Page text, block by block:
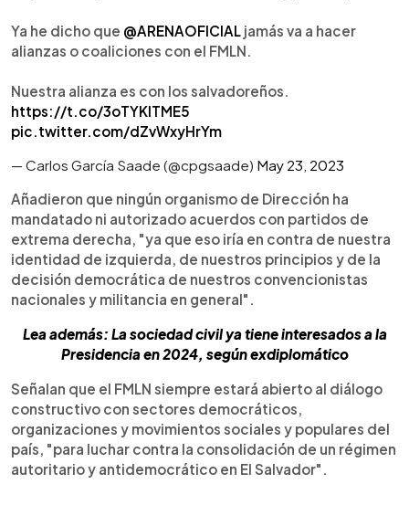
Ya he dicho que @ARENAOFICIAL jamás va a hacer
alianzas o coaliciones con el FMLN.
Nuestra alianza es con los salvadoreños.
https://t.co/3oTYKlTME5
pic.twitter.com/dZvWxyHrYm
— Carlos García Saade (@cpgsaade) May 23, 2023
Añadieron que ningún organismo de Dirección ha
mandatado ni autorizado acuerdos con partidos de
extrema derecha, "ya que eso iría en contra de nuestra
identidad de izquierda, de nuestros principios y de la
decisión democrática de nuestros convencionistas
nacionales y militancia en general".
Lea además: La sociedad civil ya tiene interesados a la
Presidencia en 2024, según exdiplomático
Señalan que el FMLN siempre estará abierto al diálogo
constructivo con sectores democráticos,
organizaciones y movimientos sociales y populares del
país, "para luchar contra la consolidación de un régimen
autoritario y antidemocrático en El Salvador".